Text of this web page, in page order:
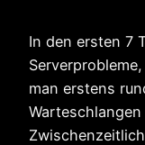
In den ersten 7
man erstens